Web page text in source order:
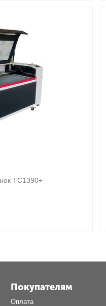
TC1390+
Покупателям
Оплата